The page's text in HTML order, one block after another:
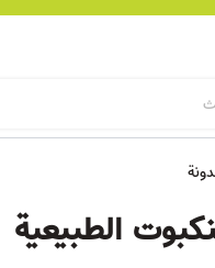
الطبيعية